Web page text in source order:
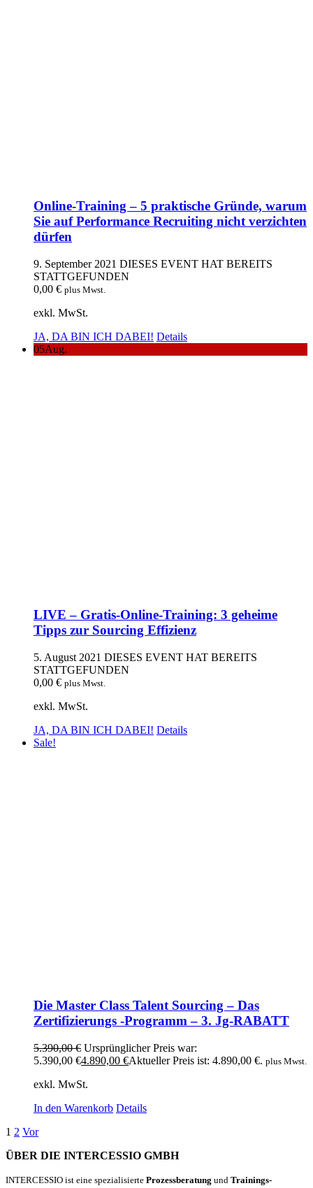
Online-Training – 5 praktische Gründe, warum
Sie auf Performance Recruiting nicht verzichten
dürfen
9. September 2021 DIESES EVENT HAT BEREITS
STATTGEFUNDEN
0,00 € plus Mwst.
exkl. MwSt.
JA, DA BIN ICH DABEI! Details
05Aug.
LIVE – Gratis-Online-Training: 3 geheime
Tipps zur Sourcing Effizienz
5. August 2021 DIESES EVENT HAT BEREITS
STATTGEFUNDEN
0,00 € plus Mwst.
exkl. MwSt.
JA, DA BIN ICH DABEI! Details
Sale!
Die Master Class Talent Sourcing – Das
Zertifizierungs -Programm – 3. Jg-RABATT
5.390,00€ Ursprünglicher Preis war:
5.390,00 €4.890,00 €Aktueller Preis ist: 4.890,00 €. plus Mwst.
exkl. MwSt.
In den Warenkorb Details
1 2 Vor
ÜBER DIE INTERCESSIO GMBH
INTERCESSIO ist eine spezialisierte Prozessberatung und Trainings-